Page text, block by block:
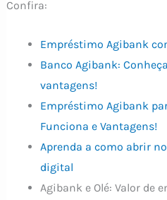
Confira:
Empréstimo Agibank
Banco Agibank:
vantagens!
Empréstimo Agibank
Funciona e Vantagens!
Aprenda a como abrir
digital
Agibank e Olé: Valor de